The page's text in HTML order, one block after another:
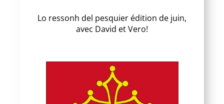
Lo ressonh del pesquier édition de juin,
avec David et Vero!